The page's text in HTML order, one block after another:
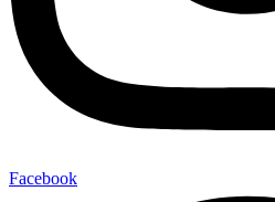
Facebook